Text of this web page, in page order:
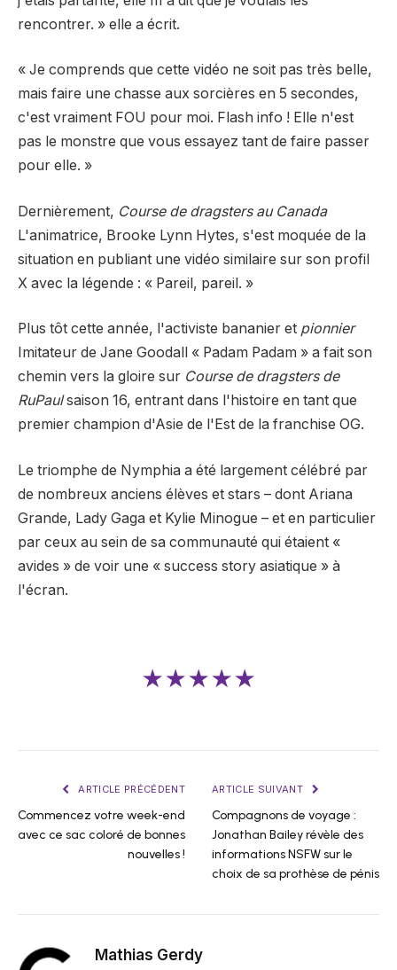
rencontrer. » elle a écrit.
« Je comprends que cette vidéo ne soit pas très belle,
mais faire une chasse aux sorcières en 5 secondes,
c'est vraiment FOU pour moi. Flash info ! Elle n'est
pas le monstre que vous essayez tant de faire passer
pour elle. »
Dernièrement, Course de dragsters au Canada
L'animatrice, Brooke Lynn Hytes, s'est moquée de la
situation en publiant une vidéo similaire sur son profil
X avec la légende : « Pareil, pareil. »
Plus tôt cette année, l'activiste bananier et pionnier
Imitateur de Jane Goodall
« Padam Padam » a fait son
chemin vers la gloire sur Course de dragsters de
RuPaulsaison 16, entrant dans l'histoire en tant que
premier champion d'Asie de l'Est de la franchise OG.
Le triomphe de Nymphia a été largement célébré par
de nombreux anciens élèves et stars – dont Ariana
Grande, Lady Gaga et Kylie Minogue – et en particulier
par ceux au sein de sa communauté qui étaient «
avides » de voir une « success story asiatique » à
l'écran.
★★★★★
ARTICLE PRÉCÉDENT
Commencez votre week-end
avec ce sac coloré de bonnes
nouvelles !
ARTICLE SUIVANT
Compagnons de voyage :
Jonathan Bailey révèle des
informations NSFW sur le
choix de sa prothèse de pénis
Mathias Gerdy